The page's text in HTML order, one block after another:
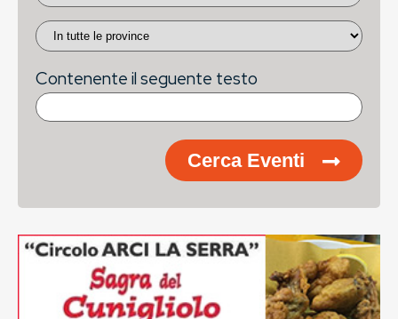
Contenente il seguente testo
Cerca Eventi